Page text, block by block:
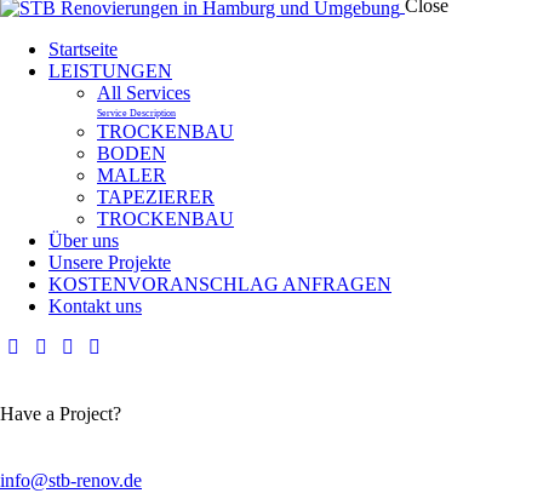
Close
Startseite
LEISTUNGEN
All Services
Service Description
TROCKENBAU
BODEN
MALER
TAPEZIERER
TROCKENBAU
Über uns
Unsere Projekte
KOSTENVORANSCHLAG ANFRAGEN
Kontakt uns
Have a Project?
info@stb-renov.de